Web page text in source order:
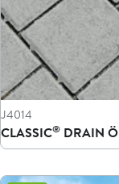
J4014
CLASSIC® DRAIN